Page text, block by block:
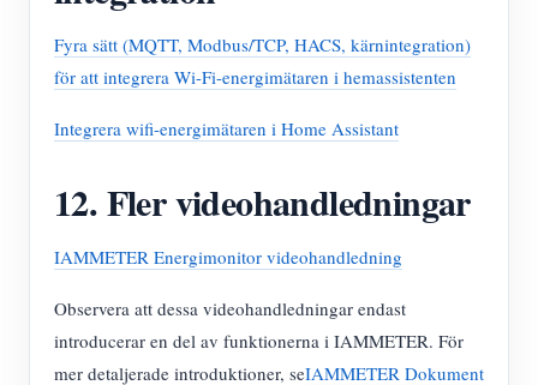
Fyra sätt (MQTT, Modbus/TCP, HACS, kärnintegration)
för att integrera Wi-Fi-energimätaren i hemassistenten
Integrera wifi-energimätaren i Home Assistant
12. Fler videohandledningar
IAMMETER Energimonitor videohandledning
Observera att dessa videohandledningar endast
introducerar en del av funktionerna i IAMMETER. För
mer detaljerade introduktioner, seIAMMETER Dokument